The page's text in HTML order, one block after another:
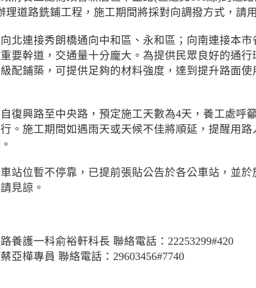
理道路銑鋪工程，施工期間將採對向調撥方式，請
北連接秀朗橋通向中和區、永和區；向南連接本
要幹道，交通量十分龐大。為提供民眾良好的通
配鋪築，可提供足夠的材料強度，達到提升路面
復興路至中央路，預定施工天數為4天，養工處呼
。施工期間如遇雨天或天候不佳將順延，提醒用
站位暫不停靠，已提前張貼公告於各公車站，並
見諒。
養護一科俞裕軒科長 聯絡電話：22253299#420
亞樺專員 聯絡電話：29603456#7740